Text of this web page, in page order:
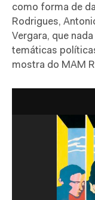
como forma de
Rodrigues,
Vergara, que
temáticas
mostra do MAM